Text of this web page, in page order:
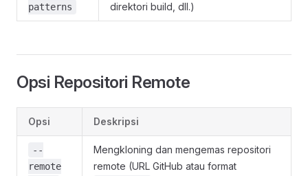
patterns
direktori build, dll.)
Opsi Repositori Remote
Opsi Deskripsi
--
remote
Mengkloning dan mengemas repositori
remote (URL GitHub atau format